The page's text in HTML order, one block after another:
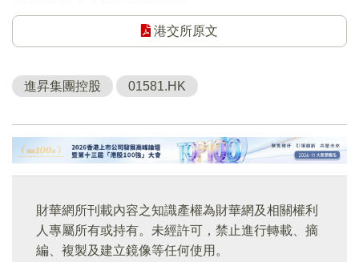
港交所原文
進昇集團控股 01581.HK
財華網所刊載內容之知識產權為財華網及相關權利
人專屬所有或持有。未經許可，禁止進行轉載、摘
編、複製及建立鏡像等任何使用。